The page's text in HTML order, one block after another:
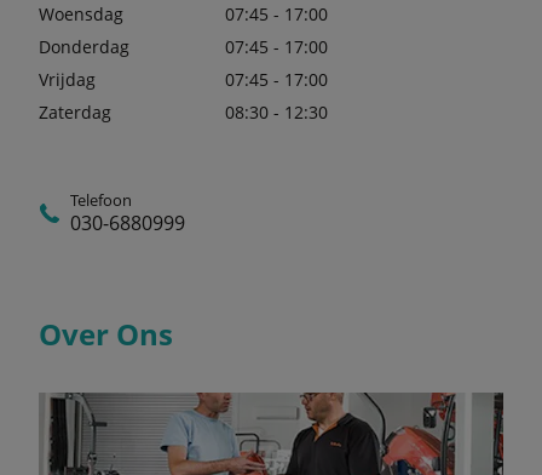
Woensdag
07:45 - 17:00
Donderdag
07:45 - 17:00
Vrijdag
07:45 - 17:00
Zaterdag
08:30 - 12:30
Telefoon
030-6880999
Over Ons